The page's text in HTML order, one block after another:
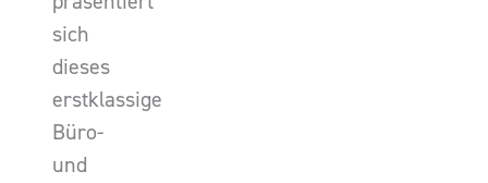
sich
dieses
erstklassige
Büro-
und